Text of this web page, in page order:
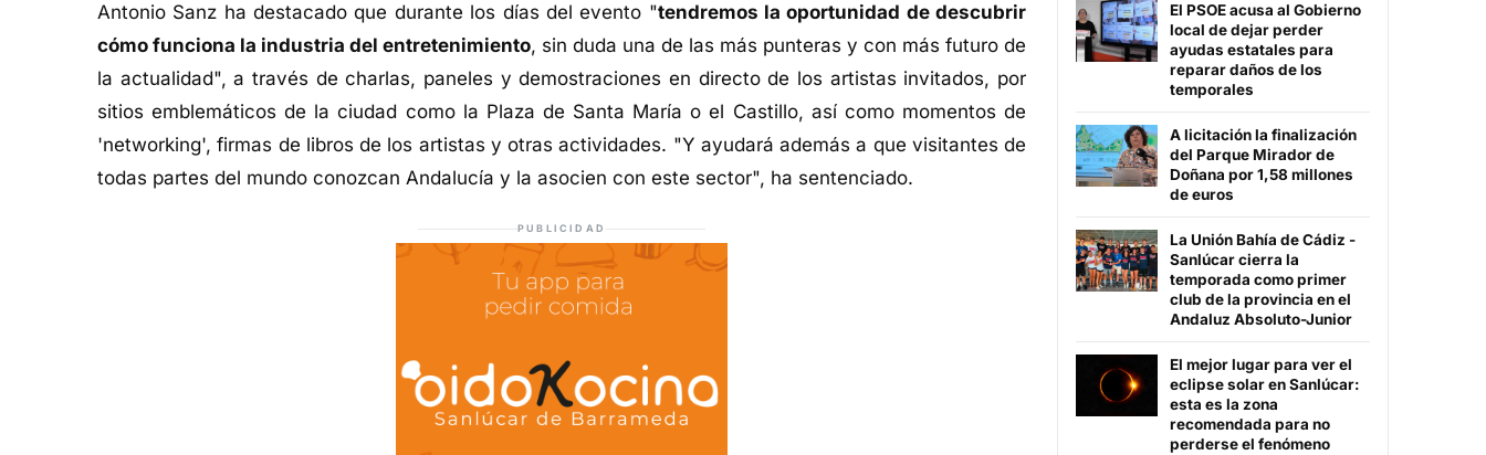
Antonio Sanz ha destacado que durante los días del evento "tendremos la oportunidad de descubrir
cómo funciona la industria del entretenimiento, sin duda una de las más punteras y con más futuro de
la actualidad", a través de charlas, paneles y demostraciones en directo de los artistas invitados, por
sitios emblemáticos de la ciudad como la Plaza de Santa María o el Castillo, así como momentos de
'networking', firmas de libros de los artistas y otras actividades. "Y ayudará además a que visitantes de
todas partes del mundo conozcan Andalucía y la asocien con este sector", ha sentenciado.
PUBLICIDAD
El PSOE acusa al Gobierno
local de dejar perder
ayudas estatales para
reparar daños de los
temporales
A licitación la finalización
del Parque Mirador de
Doñana por 1,58 millones
de euros
La Unión Bahía de Cádiz -
Sanlúcar cierra la
temporada como primer
club de la provincia en el
Andaluz Absoluto-Junior
El mejor lugar para ver el
eclipse solar en Sanlúcar:
esta es la zona
recomendada para no
perderse el fenómeno